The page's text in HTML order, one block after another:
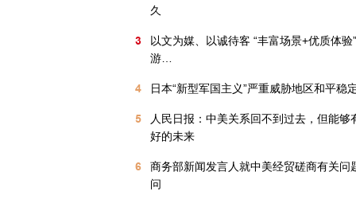
久
3
以文为媒、以诚待客 “丰富场景+优质体验
游…
4 日本“新型军国主义”严重威胁地区和平稳
5
人民日报：中美关系回不到过去，但能够
好的未来
6
商务部新闻发言人就中美经贸磋商有关问
问